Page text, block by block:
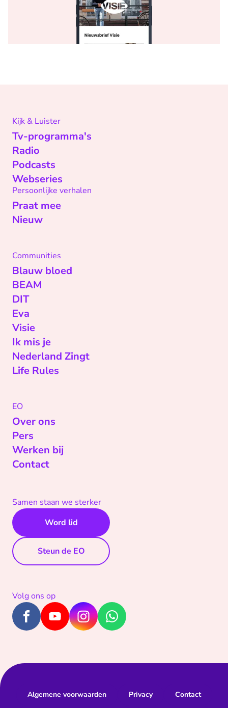
Kijk & Luister
Tv-programma's
Radio
Podcasts
Webseries
Persoonlijke verhalen
Praat mee
Nieuw
Communities
Blauw bloed
BEAM
DIT
Eva
Visie
Ik mis je
Nederland Zingt
Life Rules
EO
Over ons
Pers
Werken bij
Contact
Samen staan we sterker
Word lid
Steun de EO
Volg ons op
Algemene voorwaarden Privacy Contact